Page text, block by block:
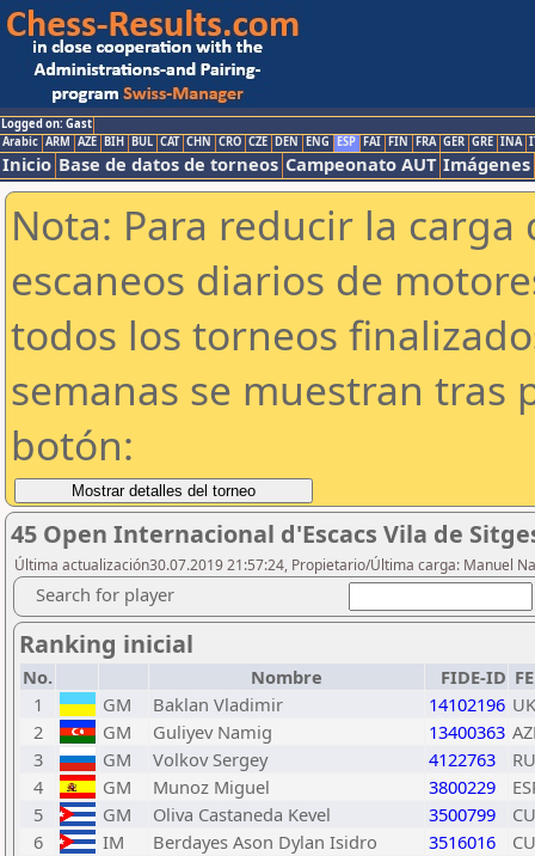
Logged on: Gast
Arabic ARM AZE BIH BUL CAT CHN CRO CZE DEN ENG ESP FAI FIN FRA GER GRE INA
Inicio Base de datos de torneos Campeonato AUT Imágenes
Nota: Para reducir la
escaneos diarios de
todos los torneos
semanas se muestran tras
botón:
45 Open Internacional d'Escacs Vila de
Última actualización30.07.2019 21:57:24, Propietario/Última carga: Manuel
Search for player
Ranking inicial
No. Nombre FIDE-ID
1
GM Baklan Vladimir 14102196
2
GM Guliyev Namig 13400363
3
GM Volkov Sergey 4122763
4
GM Munoz Miguel 3800229
5
GM Oliva Castaneda Kevel 3500799
6
IM Berdayes Ason Dylan Isidro 3516016